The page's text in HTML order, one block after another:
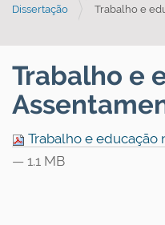
Dissertação
Trabalho e
Trabalho e
Trabalho e educação
— 1.1 MB